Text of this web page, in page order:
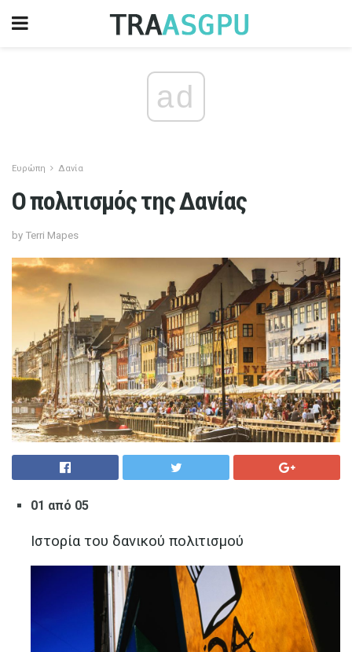
ad
Ευρώπη Δανία
Ο πολιτισμός της Δανίας
by Terri Mapes
01 από 05
Ιστορία του δανικού πολιτισμού